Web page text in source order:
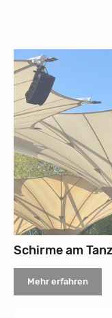
Schirme am
Mehr erfahren